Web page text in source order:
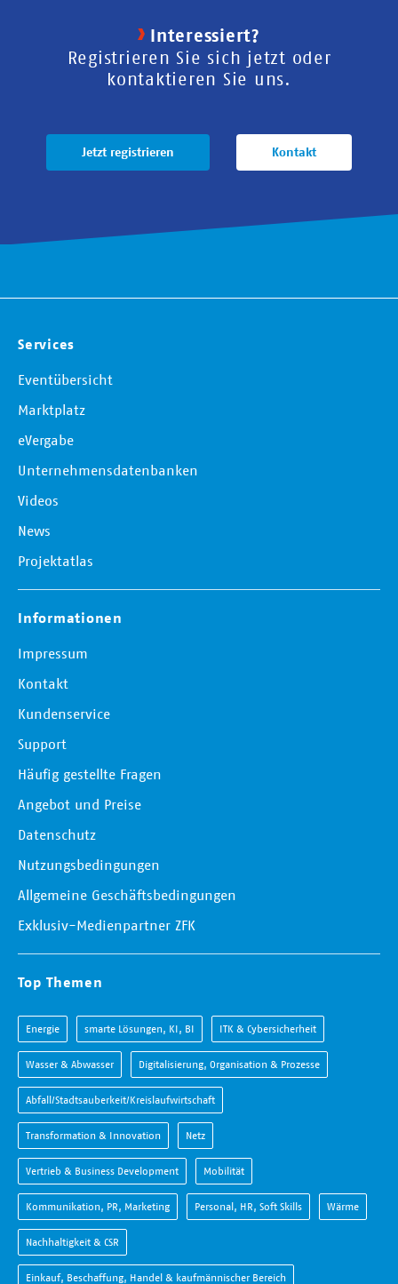
Interessiert?
Registrieren Sie sich jetzt oder
kontaktieren Sie uns.
Jetzt registrieren Kontakt
Services
Eventübersicht
Marktplatz
eVergabe
Unternehmensdatenbanken
Videos
News
Projektatlas
Informationen
Impressum
Kontakt
Kundenservice
Support
Häufig gestellte Fragen
Angebot und Preise
Datenschutz
Nutzungsbedingungen
Allgemeine Geschäftsbedingungen
Exklusiv-Medienpartner ZFK
Top Themen
Energie smarte Lösungen, KI, BI ITK & Cybersicherheit
Wasser & Abwasser Digitalisierung, Organisation & Prozesse
Abfall/Stadtsauberkeit/Kreislaufwirtschaft
Transformation & Innovation Netz
Vertrieb & Business Development Mobilität
Kommunikation, PR, Marketing Personal, HR, Soft Skills Wärme
Nachhaltigkeit & CSR
Einkauf, Beschaffung, Handel & kaufmännischer Bereich